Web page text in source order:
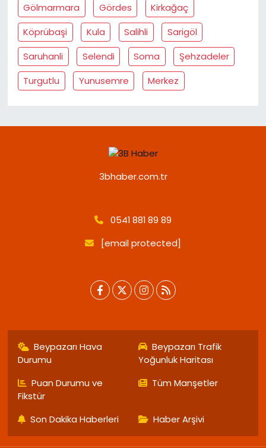
Gölmarmara
Gördes
Kirkağaç
Köprübaşi
Kula Salihli
Sarigöl
Saruhanli
Selendi Soma
Şehzadeler
Turgutlu
Yunusemre Merkez
3bhaber.com.tr
0541 881 89 89
[email protected]
Beypazarı Hava
Durumu
Beypazarı Trafik
Yoğunluk Haritası
Puan Durumu ve
Fikstür
Tüm Manşetler
Son Dakika Haberleri Haber Arşivi